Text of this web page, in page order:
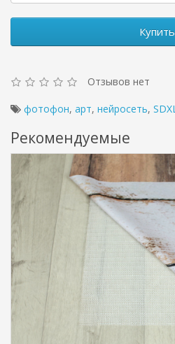
Купить
Отзывов нет
фотофон, арт, нейросеть, SDXL
Рекомендуемые